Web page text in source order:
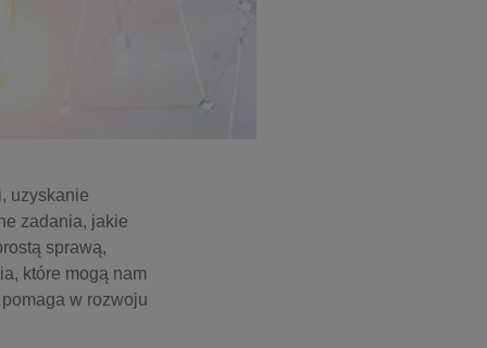
uzyskanie
zadania, jakie
sprawą,
które mogą nam
w rozwoju